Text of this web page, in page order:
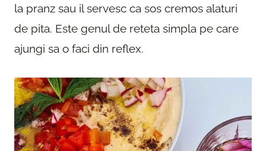
la pranz sau il servesc ca sos cremos alaturi
de pita. Este genul de reteta simpla pe care
ajungi sa o faci din reflex.